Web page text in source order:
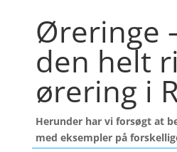
Øreringe
den helt
ørering i
Herunder har vi forsøgt at
med eksempler på